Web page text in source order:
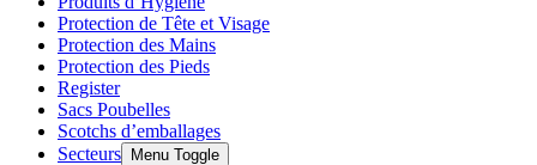
Protection de Tête et Visage
Protection des Mains
Protection des Pieds
Register
Sacs Poubelles
Scotchs d’emballages
Secteurs Menu Toggle